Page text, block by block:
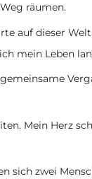
räumen.
auf dieser
mein Leben
Mein Herz
sich zwei